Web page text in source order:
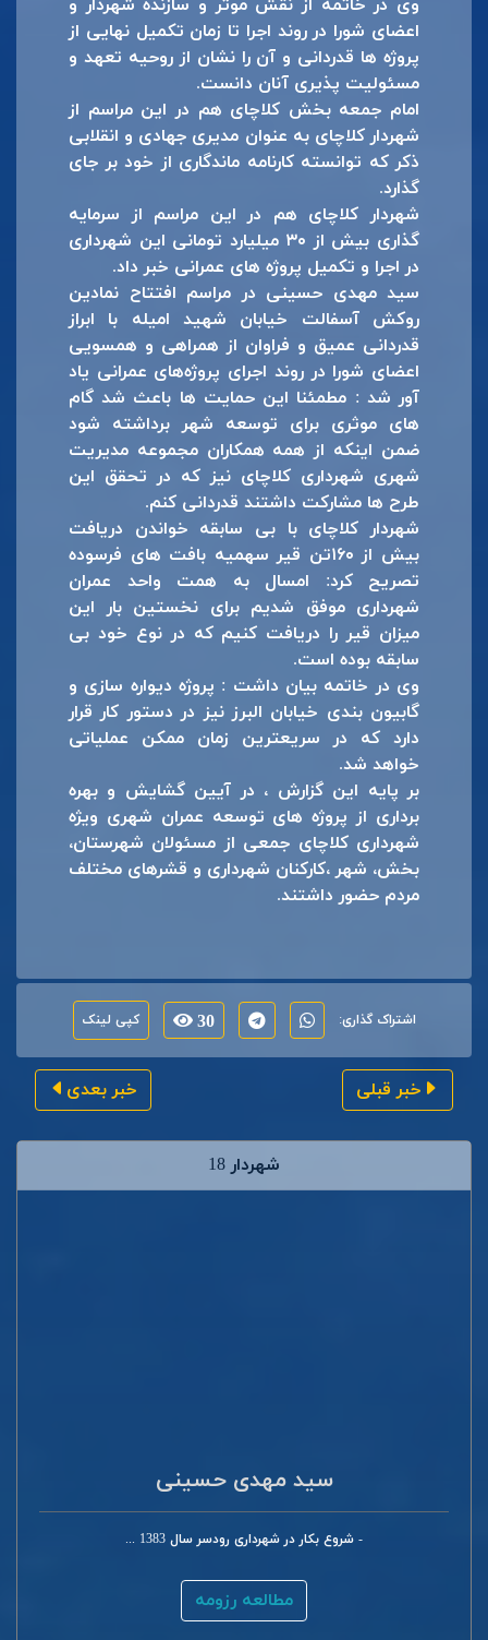
وی در خاتمه از نقش موثر و سازنده شهردار و
اعضای شورا در روند اجرا تا زمان تکمیل نهایی از
پروژه ها قدردانی و آن را نشان از روحیه تعهد و
مسئولیت پذیری آنان دانست.
امام جمعه بخش کلاچای هم در این مراسم از
شهردار کلاچای به عنوان مدیری جهادی و انقلابی
ذکر که توانسته کارنامه ماندگاری از خود بر جای
گذارد.
شهردار کلاچای هم در این مراسم از سرمایه
گذاری بیش از ۳۰ میلیارد تومانی این شهرداری
در اجرا و تکمیل پروژه های عمرانی خبر داد.
سید مهدی حسینی در مراسم افتتاح نمادین
روکش آسفالت خیابان شهید امیله با ابراز
قدردانی عمیق و فراوان از همراهی و همسویی
اعضای شورا در روند اجرای پروژه‌های عمرانی یاد
آور شد : مطمئنا این حمایت ها باعث شد گام
های موثری برای توسعه شهر برداشته شود
ضمن اینکه از همه همکاران مجموعه مدیریت
شهری شهرداری کلاچای نیز که در تحقق این
طرح ها مشارکت داشتند قدردانی کنم.
شهردار کلاچای با بی سابقه خواندن دریافت
بیش از ۱۶۰تن قیر سهمیه بافت های فرسوده
تصریح کرد: امسال به همت واحد عمران
شهرداری موفق شدیم برای نخستین بار این
میزان قیر را دریافت کنیم که در نوع خود بی
سابقه بوده است.
وی در خاتمه بیان داشت : پروژه دیواره سازی و
گابیون بندی خیابان البرز نیز در دستور کار قرار
دارد که در سریعترین زمان ممکن عملیاتی
خواهد شد.
بر پایه این گزارش ، در آیین گشایش و بهره
برداری از پروژه های توسعه عمران شهری ویژه
شهرداری کلاچای جمعی از مسئولان شهرستان،
بخش، شهر ،کارکنان شهرداری و قشرهای مختلف
مردم حضور داشتند.
اشتراک گذاری: 30 کپی لینک
خبر قبلی خبر بعدی
شهردار 18
سید مهدی حسینی
- شروع بکار در شهرداری رودسر سال 1383 ...
مطالعه رزومه